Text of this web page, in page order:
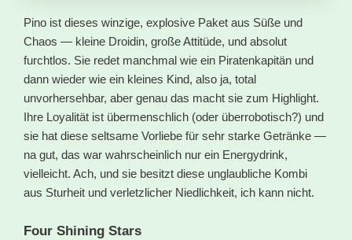
Pino ist dieses winzige, explosive Paket aus Süße und
Chaos — kleine Droidin, große Attitüde, und absolut
furchtlos. Sie redet manchmal wie ein Piratenkapitän und
dann wieder wie ein kleines Kind, also ja, total
unvorhersehbar, aber genau das macht sie zum Highlight.
Ihre Loyalität ist übermenschlich (oder überrobotisch?) und
sie hat diese seltsame Vorliebe für sehr starke Getränke —
na gut, das war wahrscheinlich nur ein Energydrink,
vielleicht. Ach, und sie besitzt diese unglaubliche Kombi
aus Sturheit und verletzlicher Niedlichkeit, ich kann nicht.
Four Shining Stars